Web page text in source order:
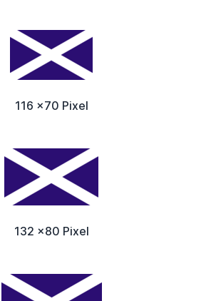
116 x70 Pixel
132 x80 Pixel